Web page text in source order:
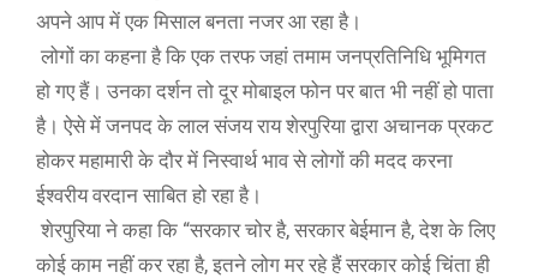
अपने आप में एक मिसाल बनता नजर आ रहा है।
लोगों का कहना है कि एक तरफ जहां तमाम जनप्रतिनिधि भूमिगत
हो गए हैं। उनका दर्शन तो दूर मोबाइल फोन पर बात भी नहीं हो पाता
है। ऐसे में जनपद के लाल संजय राय शेरपुरिया द्वारा अचानक प्रकट
होकर महामारी के दौर में निस्वार्थ भाव से लोगों की मदद करना
ईश्वरीय वरदान साबित हो रहा है।
शेरपुरिया ने कहा कि “सरकार चोर है, सरकार बेईमान है, देश के लिए
कोई काम नहीं कर रहा है, इतने लोग मर रहे हैं सरकार कोई चिंता ही